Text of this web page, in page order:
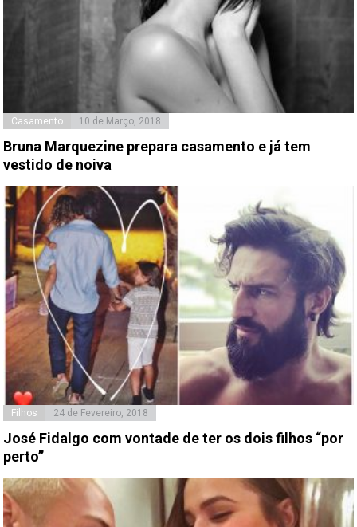
Casamento 10 de Março, 2018
Bruna Marquezine prepara casamento e já tem
vestido de noiva
Filhos 24 de Fevereiro, 2018
José Fidalgo com vontade de ter os dois filhos “por
perto”